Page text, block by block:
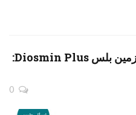
اكتشف الفوائد الجزيئية لـ ديوزمين بلس Diosmin Plus: